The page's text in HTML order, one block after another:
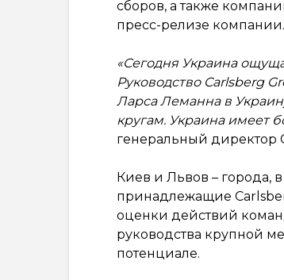
сборов, а также
пресс-релизе компании.
«Сегодня Украина
Руководство Carlsberg
Ларса Леманна в
кругам. Украина имеет
генеральный директор
Киев и Львов – города,
принадлежащие
оценки действий
руководства крупной
потенциале.